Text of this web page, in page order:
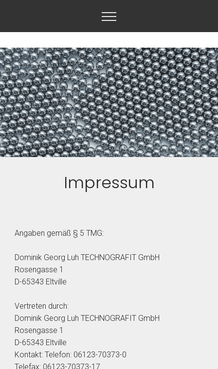
Impressum
Angaben gemäß § 5 TMG:
Dominik Georg Luh TECHNOGRAFIT GmbH
Rosengasse 1
D-65343 Eltville
Vertreten durch:
Dominik Georg Luh TECHNOGRAFIT GmbH
Rosengasse 1
D-65343 Eltville
Kontakt: Telefon: 06123-70373-0
Telefax: 06123-70373-17